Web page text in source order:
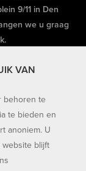
VAN
behoren te
te bieden en
anoniem. U
website blijft
9/11 in Den
we u graag